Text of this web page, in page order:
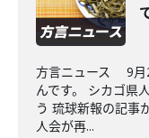
方言ニュース 9月
んです。 シカゴ県
う 琉球新報の記事
人会が再...